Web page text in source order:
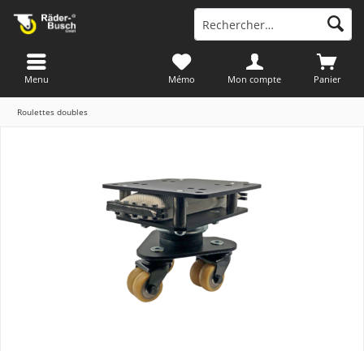
Panier
Mémo Mon compte
Menu
Roulettes doubles